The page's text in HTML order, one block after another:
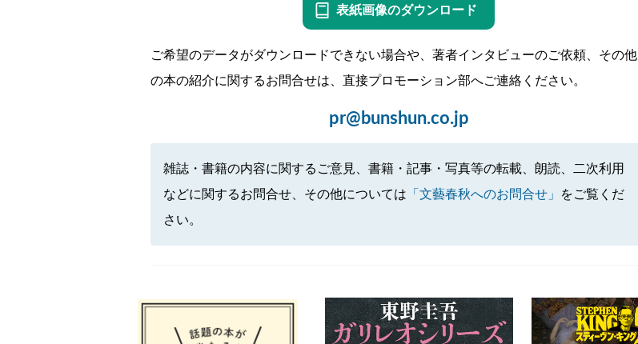
表紙画像のダウンロード
ご希望のデータがダウンロードできない場合や、著者インタビューのご依頼、その他
の本の紹介に関するお問合せは、直接プロモーション部へご連絡ください。
pr@bunshun.co.jp
雑誌・書籍の内容に関するご意見、書籍・記事・写真等の転載、朗読、二次利用
などに関するお問合せ、その他については 「文藝春秋へのお問合せ」
をご覧くだ
さい。